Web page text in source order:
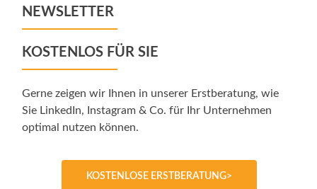
NEWSLETTER
KOSTENLOS FÜR SIE
Gerne zeigen wir Ihnen in unserer Erstberatung, wie
Sie LinkedIn, Instagram & Co. für Ihr Unternehmen
optimal nutzen können.
KOSTENLOSE ERSTBERATUNG>